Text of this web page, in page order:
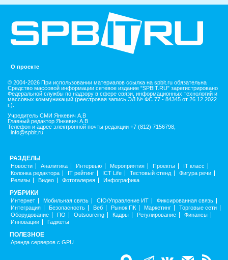
О проекте
© 2004-2026 При использовании материалов ссылка на spbit.ru обязательна
Средство массовой информации сетевое издание "SPBIT.RU" зарегистрировано
Федеральной службы по надзору в сфере связи, информационных технологий и
массовых коммуникаций (реестровая запись ЭЛ № ФС 77 - 84345 от 26.12.2022
г.).
Учредитель СМИ Янкевич А.В
Главный редактор Янкевич А.В
Телефон и адрес электронной почты редакции +7 (812) 7156798,
info@spbit.ru
РАЗДЕЛЫ
Новости Аналитика Интервью Мероприятия Проекты
IT класс
Колонка редактора
IT рейтинг ICT Life Тестовый стенд
Фигура речи
Релизы
Видео Фотогалерея Инфографика
РУБРИКИ
Интернет Мобильная связь CIO/Управление ИТ
Фиксированная связь
Интеграция
Безопасность Веб Рынок ПК Маркетинг
Торговые сети
Оборудование
ПО Outsourcing Кадры Регулирование
Финансы
Инновации
Гаджеты
ПОЛЕЗНОЕ
Аренда серверов с GPU